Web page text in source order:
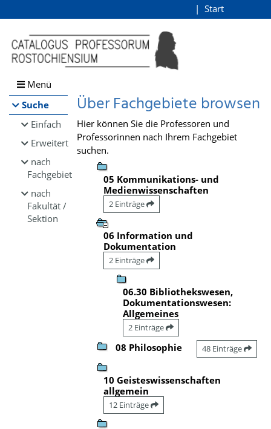
Browsen
direkt zum Inhalt
Start
Menü
Suche
Einfach
Erweitert
nach
Fachgebiet
nach
Fakultät /
Sektion
Über Fachgebiete browsen
Hier können Sie die Professoren und
Professorinnen nach Ihrem Fachgebiet
suchen.
05 Kommunikations- und
Medienwissenschaften
2 Einträge
06 Information und
Dokumentation
2 Einträge
06.30 Bibliothekswesen,
Dokumentationswesen:
Allgemeines
2 Einträge
08 Philosophie 48 Einträge
10 Geisteswissenschaften
allgemein
12 Einträge